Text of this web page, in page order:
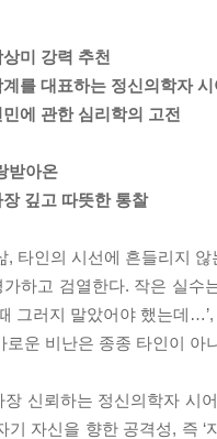
미 강력 추천
대표하는 정신의학자 시
에 관한 심리학의 고전
받아온
깊고 따뜻한 통찰
, 타인의 시선에 흔들리지
하고 검열한다. 작은 실수
그러지 말았어야 했는데
로운 비난은 종종 타인이 아
장 신뢰하는 정신의학자 시
기 자신을 향한 공격성, 즉